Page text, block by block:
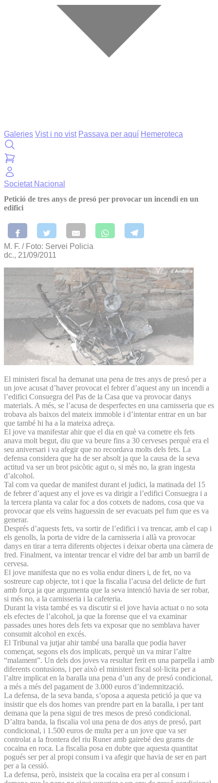
Galeries Vist i no vist Passava per aquí Hemeroteca
Societat Nacional
Petició de tres anys de presó per provocar un incendi en un
edifici
M. F. / Foto: Servei Policia
dc., 21/09/2011
El ministeri fiscal ha demanat una pena de tres anys de presó per a
un jove acusat d’haver provocat el febrer d’aquest any un incendi a
l’edifici Consuegra del Pas de la Casa que va provocar danys
materials. A més, se l’acusa de desperfectes en una carnisseria que es
trobava als baixos del mateix immoble i d’intentar entrar en un bar
que també hi ha a la mateixa adreça.
El jove va manifestar ahir que el dia en què va cometre els fets
anava molt begut, diu que va beure fins a 30 cerveses perquè era el
seu aniversari i va afegir que no recordava molts dels fets. La
defensa considera que ha de ser absolt ja que la causa de la seva
actitud va ser un brot psicòtic agut o, si més no, la gran ingesta
d’alcohol.
Tal com va quedar de manifest durant el judici, la matinada del 15
de febrer d’aquest any el jove es va dirigir a l’edifici Consuegra i a
la tercera planta va calar foc a dos cotxets de nadons, cosa que va
provocar que els veïns haguessin de ser evacuats pel fum que es va
generar.
Després d’aquests fets, va sortir de l’edifici i va trencar, amb el cap i
els genolls, la porta de vidre de la carnisseria i allà va provocar
danys en tirar a terra diferents objectes i deixar oberta una càmera de
fred. Finalment, va intentar trencar el vidre del bar amb un barril de
cervesa.
El jove manifesta que no es volia endur diners i, de fet, no va
sostreure cap objecte, tot i que la fiscalia l’acusa del delicte de furt
amb força ja que argumenta que la seva intenció havia de ser robar,
si més no, a la carnisseria i la cafeteria.
Durant la vista també es va discutir si el jove havia actuat o no sota
els efectes de l’alcohol, ja que la forense que el va examinar
passades unes hores dels fets va exposar que no semblava haver
consumit alcohol en excés.
El Tribunal va jutjar ahir també una baralla que podia haver
començat, segons els dos implicats, perquè un va mirar l’altre
“malament”. Un dels dos joves va resultar ferit en una parpella i amb
diferents contusions, i per això el ministeri fiscal sol·licita per a
l’altre implicat en la baralla una pena d’un any de presó condicional,
a més a més del pagament de 3.000 euros d’indemnització.
La defensa, de la seva banda, s’oposa a aquesta petició ja que va
insistir que els dos homes van prendre part en la baralla, i per tant
demana que la pena sigui de tres mesos de presó condicional.
D’altra banda, la fiscalia vol una pena de dos anys de presó, part
condicional, i 1.500 euros de multa per a un jove que va ser
controlat a la frontera del riu Runer amb gairebé deu grams de
cocaïna en roca. La fiscalia posa en dubte que aquesta quantitat
pogués ser per al propi consum i va afegir que havia de ser en part
per a la cessió.
La defensa, però, insisteix que la cocaïna era per al consum i